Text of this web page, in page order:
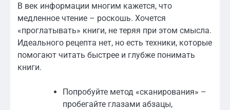
В век информации многим кажется, что
медленное чтение – роскошь. Хочется
«проглатывать» книги, не теряя при этом смысла.
Идеального рецепта нет, но есть техники, которые
помогают читать быстрее и глубже понимать
книги.
Попробуйте метод «сканирования» –
пробегайте глазами абзацы,